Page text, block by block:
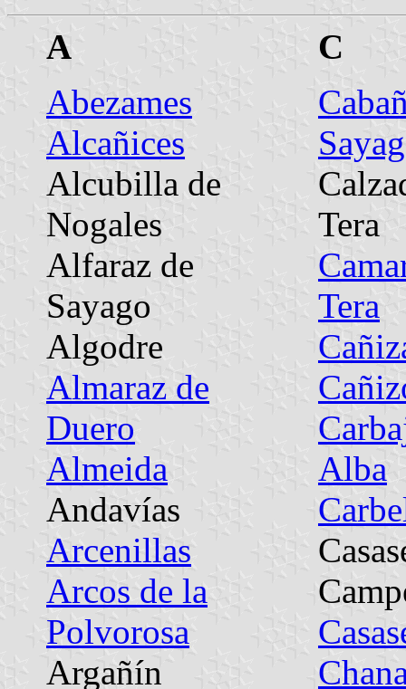
A
Abezames
Alcañices
Alcubilla de
Nogales
Alfaraz de
Sayago
Algodre
Almaraz de
Duero
Almeida
Andavías
Arcenillas
Arcos de la
Polvorosa
Argañín
C
Tera
Tera
Alba